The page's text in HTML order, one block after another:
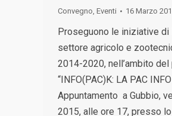
Convegno, Eventi 16 Marzo
Proseguono le iniziative
settore agricolo e
2014-2020, nell’ambito
“INFO(PAC)K: LA PAC
Appuntamento a Gubbio,
2015, alle ore 17, presso